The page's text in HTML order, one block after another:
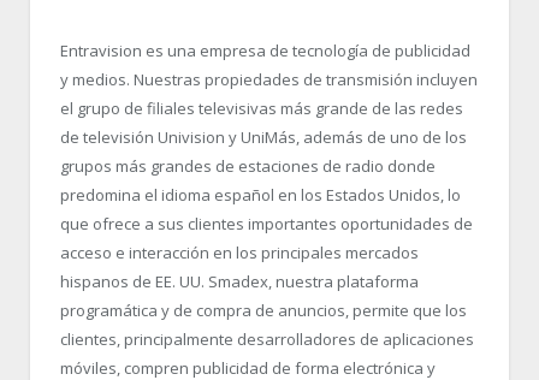
Entravision es una empresa de tecnología de publicidad
y medios. Nuestras propiedades de transmisión incluyen
el grupo de filiales televisivas más grande de las redes
de televisión Univision y UniMás, además de uno de los
grupos más grandes de estaciones de radio donde
predomina el idioma español en los Estados Unidos, lo
que ofrece a sus clientes importantes oportunidades de
acceso e interacción en los principales mercados
hispanos de EE. UU. Smadex, nuestra plataforma
programática y de compra de anuncios, permite que los
clientes, principalmente desarrolladores de aplicaciones
móviles, compren publicidad de forma electrónica y